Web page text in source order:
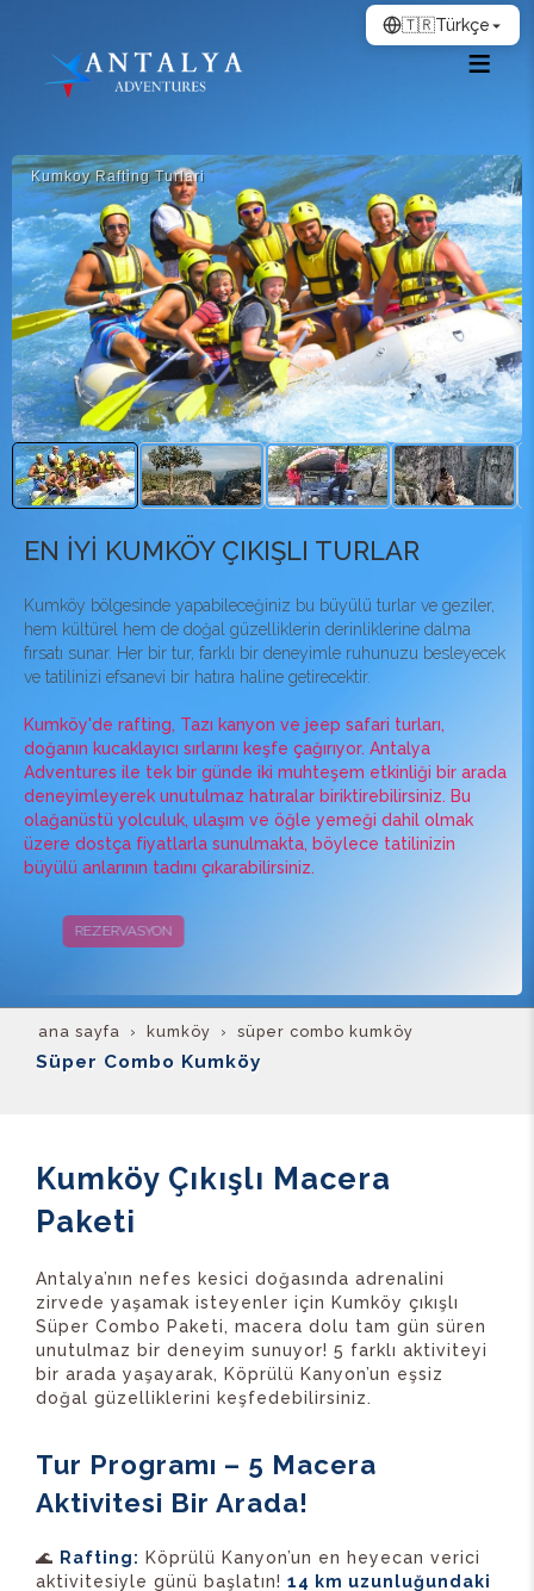
Kumkoy Rafti̇ng Turlari
EN İYİ KUMKÖY ÇIKIŞLI TURLAR
Kumköy bölgesinde yapabileceğiniz bu büyülü turlar ve geziler,
hem kültürel hem de doğal güzelliklerin derinliklerine dalma
fırsatı sunar. Her bir tur, farklı bir deneyimle ruhunuzu besleyecek
ve tatilinizi efsanevi bir hatıra haline getirecektir.
Kumköy'de rafting, Tazı kanyon ve jeep safari turları,
doğanın kucaklayıcı sırlarını keşfe çağırıyor. Antalya
Adventures ile tek bir günde iki muhteşem etkinliği bir arada
deneyimleyerek unutulmaz hatıralar biriktirebilirsiniz. Bu
olağanüstü yolculuk, ulaşım ve öğle yemeği dahil olmak
üzere dostça fiyatlarla sunulmakta, böylece tatilinizin
büyülü anlarının tadını çıkarabilirsiniz.
REZERVASYON
ana sayfa kumköy süper combo kumköy
Süper Combo Kumköy
Kumköy Çıkışlı Macera
Paketi
Antalya’nın nefes kesici doğasında adrenalini
zirvede yaşamak isteyenler için Kumköy çıkışlı
Süper Combo Paketi, macera dolu tam gün süren
unutulmaz bir deneyim sunuyor! 5 farklı aktiviteyi
bir arada yaşayarak, Köprülü Kanyon’un eşsiz
doğal güzelliklerini keşfedebilirsiniz.
Tur Programı – 5 Macera
Aktivitesi Bir Arada!
🌊 Rafting: Köprülü Kanyon’un en heyecan verici
aktivitesiyle günü başlatın! 14 km uzunluğundaki
🇹🇷Türkçe